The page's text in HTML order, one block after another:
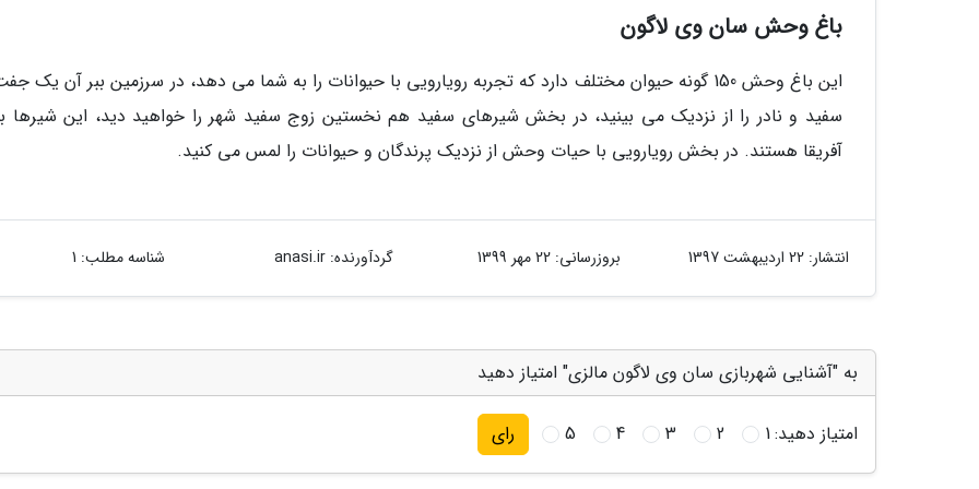
باغ وحش سان وی لاگون
این باغ وحش 150 گونه حیوان مختلف دارد که تجربه رویارویی با حیوانات را به شما می دهد، در سرزمین ببر آن یک
سفید و نادر را از نزدیک می بینید، در بخش شیرهای سفید هم نخستین زوج سفید شهر را خواهید دید، این شیرها
آفریقا هستند. در بخش رویارویی با حیات وحش از نزدیک پرندگان و حیوانات را لمس می کنید.
انتشار: 22 اردیبهشت 1397 بروزرسانی: 22 مهر 1399 گردآورنده:anasi.ir شناسه مطلب: 1
به "آشنایی شهربازی سان وی لاگون مالزی" امتیاز دهید
امتیاز دهید:1
2
3
4
5 رای